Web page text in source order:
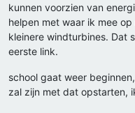
kunnen voorzien van
helpen met waar ik mee
kleinere windturbines. Dat
eerste link.
school gaat weer
zal zijn met dat opstarten,